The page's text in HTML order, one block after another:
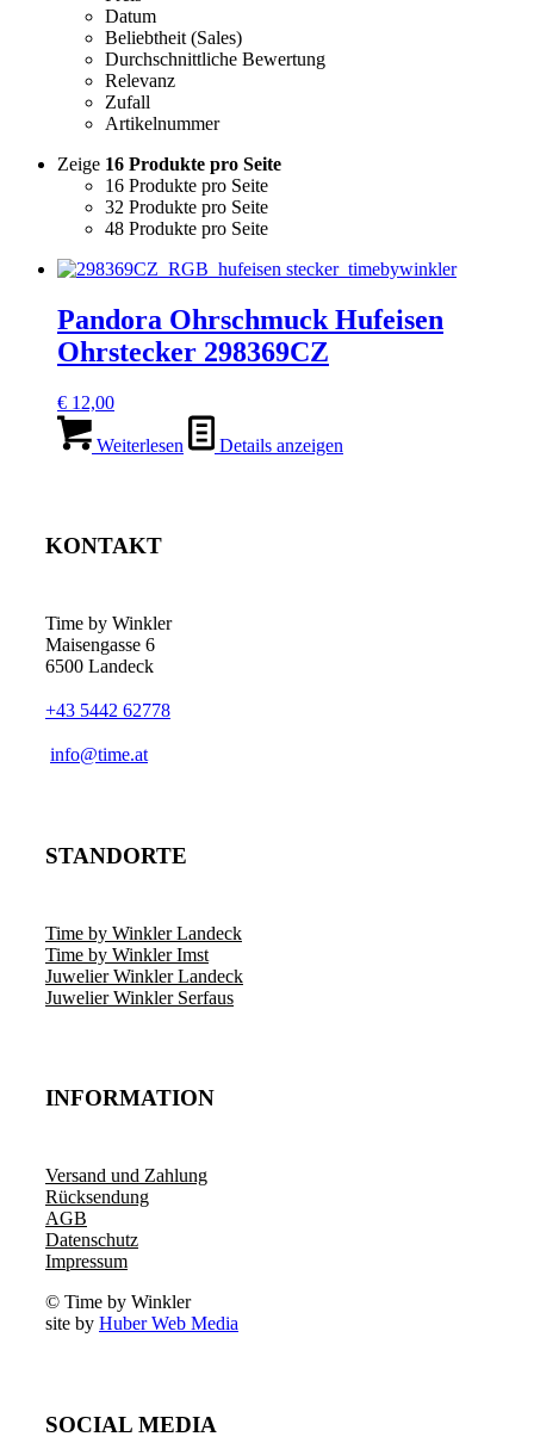
Datum
Beliebtheit (Sales)
Durchschnittliche Bewertung
Relevanz
Zufall
Artikelnummer
Zeige 16 Produkte pro Seite
16 Produkte pro Seite
32 Produkte pro Seite
48 Produkte pro Seite
Pandora Ohrschmuck Hufeisen
Ohrstecker 298369CZ
€ 12,00
Weiterlesen Details anzeigen
KONTAKT
Time by Winkler
Maisengasse 6
6500 Landeck
+43 5442 62778
­info@time.at
STANDORTE
Time by Winkler Landeck
Time by Winkler Imst
Juwelier Winkler Landeck
Juwelier Winkler Serfaus
INFORMATION
Versand und Zahlung
Rücksendung
AGB
Datenschutz
Impressum
© Time by Winkler
site by Huber Web Media
SOCIAL MEDIA